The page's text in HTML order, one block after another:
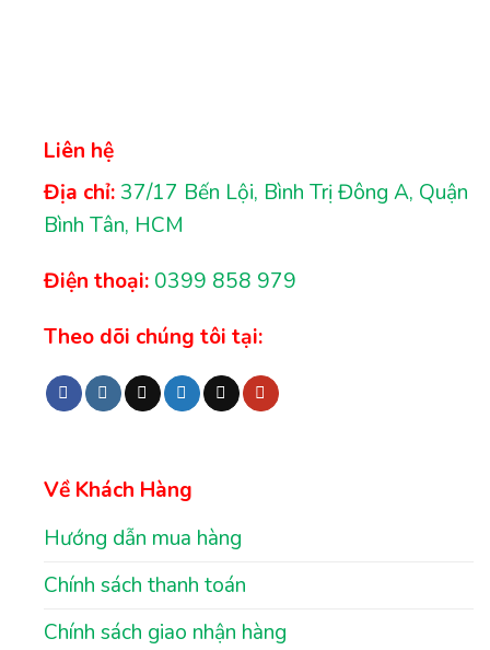
Liên hệ
Địa chỉ: 37/17 Bến Lội, Bình Trị Đông A, Quận
Bình Tân, HCM
Điện thoại: 0399 858 979
Theo dõi chúng tôi tại:
Về Khách Hàng
Hướng dẫn mua hàng
Chính sách thanh toán
Chính sách giao nhận hàng